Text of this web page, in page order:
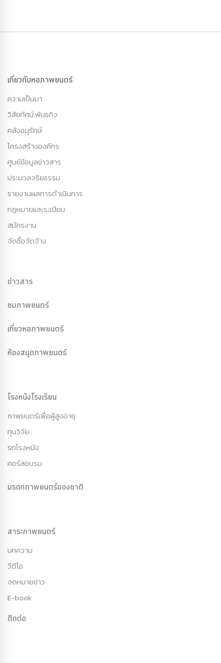
เกี่ยวกับหอภาพยนตร์
ความเป็นมา
วิสัยทัศน์ พันธกิจ
คลังอนุรักษ์
โครงสร้างองค์กร
ศูนย์ข้อมูลข่าวสาร
ประมวลจริยธรรม
รายงานผลการดำเนินการ
กฏหมายและระเบียบ
สมัครงาน
จัดซื้อจัดจ้าง
ข่าวสาร
ชมภาพยนตร์
เที่ยวหอภาพยนตร์
ห้องสมุดภาพยนตร์
โรงหนังโรงเรียน
ภาพยนตร์เพื่อผู้สูงอายุ
ทุนวิจัย
รถโรงหนัง
คอร์สอบรม
มรดกภาพยนตร์ของชาติ
สาระภาพยนตร์
บทความ
วีดีโอ
จดหมายข่าว
E-book
ติดต่อ